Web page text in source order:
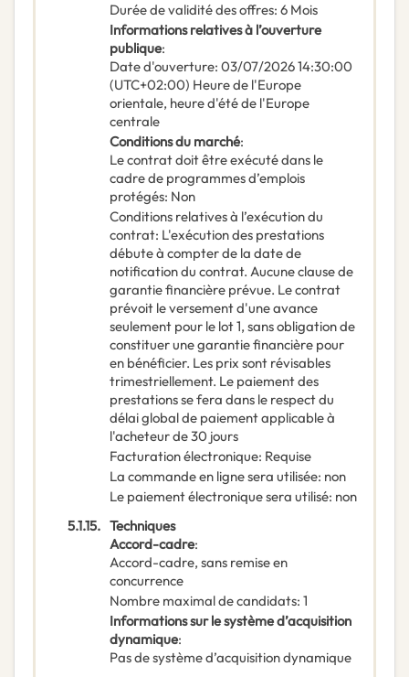
Durée de validité des offres: 6 Mois
Informations relatives à l’ouverture
publique:
Date d'ouverture: 03/07/202614:30:00
(UTC+02:00) Heure de l'Europe
orientale, heure d'été de l'Europe
centrale
Conditions du marché:
Le contrat doit être exécuté dans le
cadre de programmes d’emplois
protégés: Non
Conditions relatives à l’exécution du
contrat: L'exécution des prestations
débute à compter de la date de
notification du contrat. Aucune clause de
garantie financière prévue. Le contrat
prévoit le versement d'une avance
seulement pour le lot 1, sans obligation de
constituer une garantie financière pour
en bénéficier. Les prix sont révisables
trimestriellement. Le paiement des
prestations se fera dans le respect du
délai global de paiement applicable à
l'acheteur de 30 jours
Facturation électronique: Requise
La commande en ligne sera utilisée: non
Le paiement électronique sera utilisé: non
5.1.15. Techniques
Accord-cadre:
Accord-cadre, sans remise en
concurrence
Nombre maximal de candidats: 1
Informations sur le système d’acquisition
dynamique:
Pas de système d’acquisition dynamique